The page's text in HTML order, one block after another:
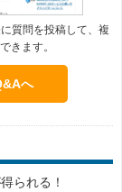
質問を投稿して、複
きます。
へ
られる！